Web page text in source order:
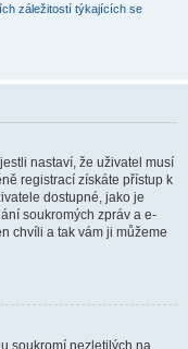
záležitostí týkajících se
nastaví, že uživatel musí
registrací získáte přístup k
dostupné, jako je
soukromých zpráv a e-
chvíli a tak vám ji můžeme
soukromí nezletilých na